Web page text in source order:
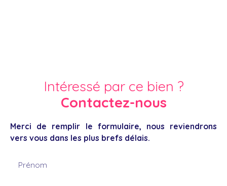
Intéressé par ce bien ?
Contactez-nous
Merci de remplir le formulaire, nous reviendrons
vers vous dans les plus brefs délais.
Prénom